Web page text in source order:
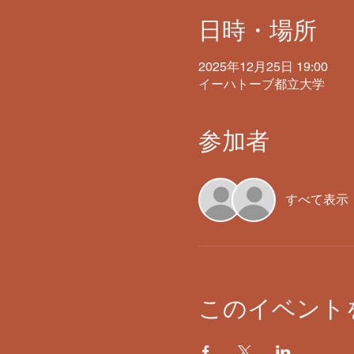
日時・場所
2025年12月25日 19:00
イーハトーブ都立大学
参加者
すべて表示
このイベント